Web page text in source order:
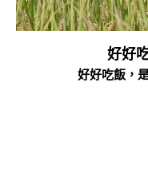
好好
好好吃飯，